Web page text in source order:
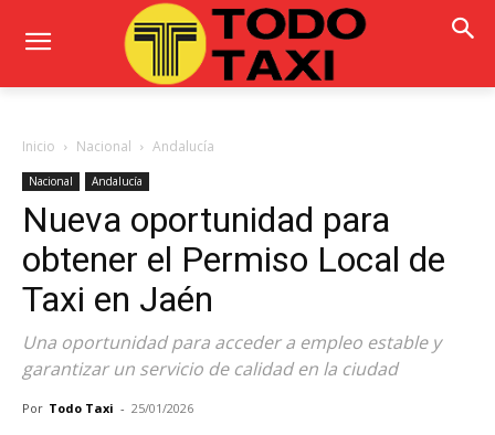
Inicio Nacional Andalucía
Nacional Andalucía
Nueva oportunidad para
obtener el Permiso Local de
Taxi en Jaén
Una oportunidad para acceder a empleo estable y
garantizar un servicio de calidad en la ciudad
Por Todo Taxi - 25/01/2026